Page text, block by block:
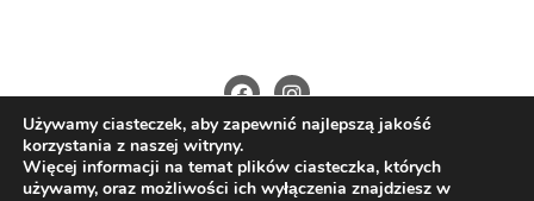
O Nas Kontakt Polityka prywatności
Regulamin
Wysyłka i płatności
Używamy ciasteczek, aby zapewnić najlepszą jakość
korzystania z naszej witryny.
Więcej informacji na temat plików ciasteczka, których
używamy, oraz możliwości ich wyłączenia znajdziesz w